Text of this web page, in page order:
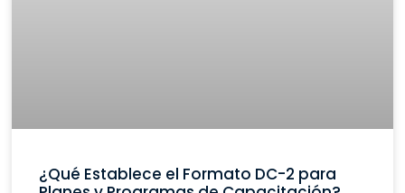
¿Qué Establece el Formato DC-2 para